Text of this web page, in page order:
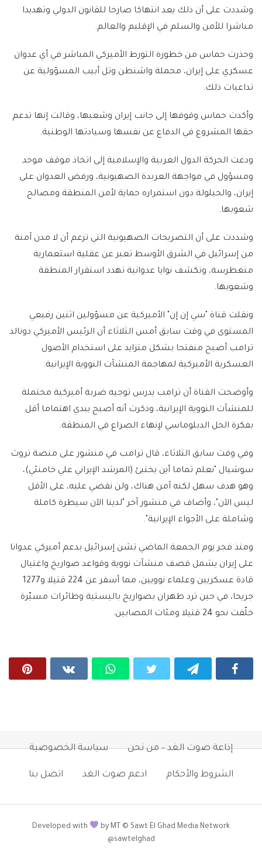
وشددت على أن ذلك يعد انتهاكا صارخا للقانون الدولي وتهديدا
مباشرا للأمن والسلم في الإقليم والعالم.
وحذرت حماس من خطورة التورط الأميركي المباشر في أي عدوان
عسكري على إيران، محملة واشنطن وتل أبيب المسؤولية عن
تداعيات ذلك.
وأكدت حماس وقوفها إلى جانب إيران وشعبها، وقالت إنها تدعم
حقها المشروع في الدفاع عن نفسها وسيادتها الوطنية.
ودعت الحركة الدول العربية والإسلامية إلى اتخاذ موقف موحد
ومسؤول في مواجهة العربدة الصهيونية، ورفض العدوان على
إيران، والحيلولة دون استمراره حماية لأمن المنطقة ومصالح
شعوبها.
وشددت على أن التصريحات الصهيونية التي تزعم أن لا مدن آمنة
من إسرائيل في الشرق الأوسط تعبر عن عقلية استعمارية
متغطرسة، وتكشف نوايا عدوانية تهدد استقرار المنطقة
وشعوبها.
ونقلت قناة "سي إن إن" الأميركية عن مسؤولين اثنين رفيعي
المستوى في وقت سابق أمس الثلاثاء أن الرئيس الأميركي دونالد
ترامب أصبح منفتحا بشكل متزايد على استخدام الأصول
العسكرية الأميركية لمهاجمة المنشآت النووية الإيرانية.
وأوضحت القناة أن ترامب يدرس توجيه ضربة أميركية محتملة
للمنشآت النووية الإيرانية، وذكرت أنه أصبح يبدي اهتماما أقل
بفكرة الحل الدبلوماسي لإنهاء الصراع في المنطقة.
وفي وقت سابق الثلاثاء، قال ترامب في منشور على منصة تروث
سوشيال "نعلم تماما أين يختبئ (المرشد الإيراني علي خامنئي)،
وهو هدف سهل لكنه آمن هناك، ولن نقضي عليه، على الأقل
ليس الآن"، وأضاف في منشور آخر "لدينا الآن سيطرة كاملة
وشاملة على الأجواء الإيرانية".
ومنذ فجر يوم الجمعة الماضي تشن إسرائيل بدعم أميركي عدوانا
على إيران يشمل قصف منشآت نووية وقواعد صواريخ واغتيال
قادة عسكريين وعلماء نوويين، مما أسفر عن 224 قتيلا و1277
جريحا، في حين ترد طهران بصواريخ باليستية وطائرات مسيّرة
خلّفت نحو 24 قتيلا ومئات المصابين.
إذاعة صوت الغد – من نحن سياسة الخصوصية
الشروط والأحكام ادعم صوت الغد اتصل بنا
Developed with
by MT © Sawt El Ghad Media Network
@sawtelghad